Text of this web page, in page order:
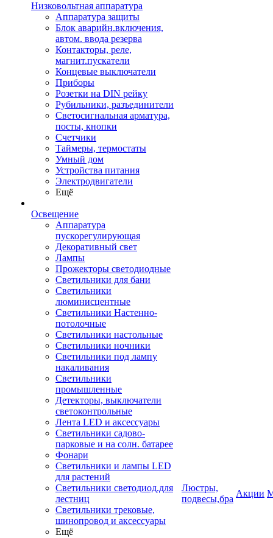
Низковольтная аппаратура
Аппаратура защиты
Блок аварийн.включения,
автом. ввода резерва
Контакторы, реле,
магнит.пускатели
Концевые выключатели
Приборы
Розетки на DIN рейку
Рубильники, разъединители
Светосигнальная арматура,
посты, кнопки
Счетчики
Таймеры, термостаты
Умный дом
Устройства питания
Электродвигатели
Ещё
Освещение
Аппаратура
пускорегулирующая
Декоративный свет
Лампы
Прожекторы светодиодные
Светильники для бани
Светильники
люминисцентные
Светильники Настенно-
потолочные
Светильники настольные
Светильники ночники
Светильники под лампу
накаливания
Светильники
промышленные
Детекторы, выключатели
светоконтрольные
Лента LED и аксессуары
Светильники садово-
парковые и на солн. батарее
Фонари
Светильники и лампы LED
для растений
Светильники светодиод.для
лестниц
Светильники трековые,
шинопровод и аксессуары
Ещё
Люстры,
подвесы,бра
Акции